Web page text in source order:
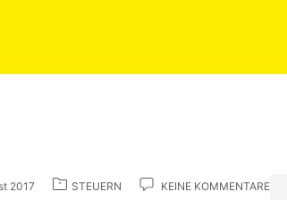
2017 STEUERN KEINE KOMMENTARE